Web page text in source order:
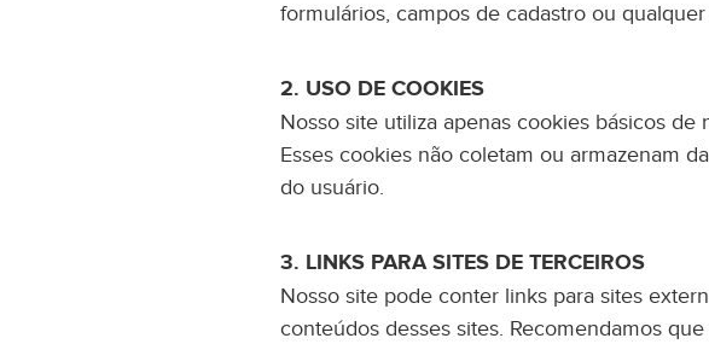
formulários, campos de cadastro ou
USO DE COOKIES
Nosso site utiliza apenas cookies básicos
Esses cookies não coletam ou armazenam
do usuário.
LINKS PARA SITES DE TERCEIROS
Nosso site pode conter links para sites
conteúdos desses sites. Recomendamos